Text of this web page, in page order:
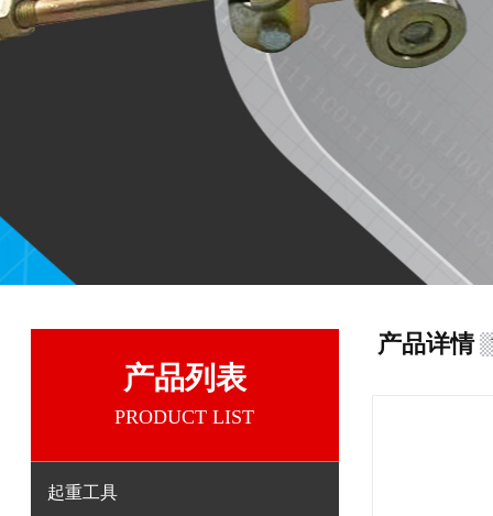
产品列表
PRODUCT LIST
起重工具
产品详情